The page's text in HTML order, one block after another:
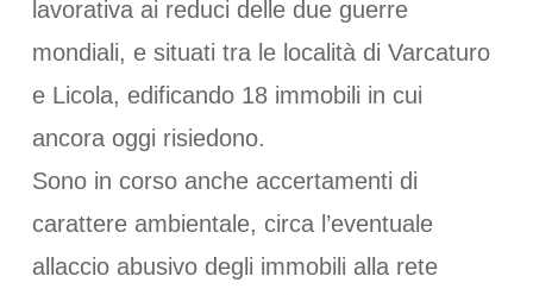
lavorativa ai reduci delle due guerre
mondiali, e situati tra le località di Varcaturo
e Licola, edificando 18 immobili in cui
ancora oggi risiedono.
Sono in corso anche accertamenti di
carattere ambientale, circa l’eventuale
allaccio abusivo degli immobili alla rete